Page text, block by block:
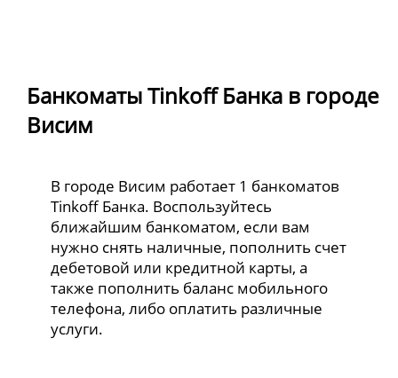
Банкоматы Tinkoff Банка в городе
Висим
В городе Висим работает 1 банкоматов
Tinkoff Банка. Воспользуйтесь
ближайшим банкоматом, если вам
нужно снять наличные, пополнить счет
дебетовой или кредитной карты, а
также пополнить баланс мобильного
телефона, либо оплатить различные
услуги.